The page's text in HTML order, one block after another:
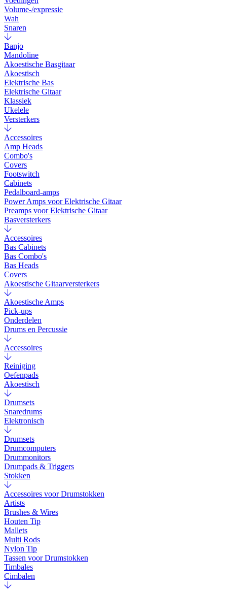
Volume-/expressie
Wah
Snaren
Banjo
Mandoline
Akoestische Basgitaar
Akoestisch
Elektrische Bas
Elektrische Gitaar
Klassiek
Ukelele
Versterkers
Accessoires
Amp Heads
Combo's
Covers
Footswitch
Cabinets
Pedalboard-amps
Power Amps voor Elektrische Gitaar
Preamps voor Elektrische Gitaar
Basversterkers
Accessoires
Bas Cabinets
Bas Combo's
Bas Heads
Covers
Akoestische Gitaarversterkers
Akoestische Amps
Pick-ups
Onderdelen
Drums en Percussie
Accessoires
Reiniging
Oefenpads
Akoestisch
Drumsets
Snaredrums
Elektronisch
Drumsets
Drumcomputers
Drummonitors
Drumpads & Triggers
Stokken
Accessoires voor Drumstokken
Artists
Brushes & Wires
Houten Tip
Mallets
Multi Rods
Nylon Tip
Tassen voor Drumstokken
Timbales
Cimbalen